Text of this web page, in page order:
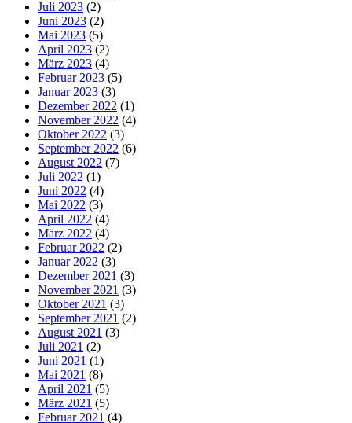
Juli 2023 (2)
Juni 2023 (2)
Mai 2023 (5)
April 2023 (2)
März 2023 (4)
Februar 2023 (5)
Januar 2023 (3)
Dezember 2022 (1)
November 2022 (4)
Oktober 2022 (3)
September 2022 (6)
August 2022 (7)
Juli 2022 (1)
Juni 2022 (4)
Mai 2022 (3)
April 2022 (4)
März 2022 (4)
Februar 2022 (2)
Januar 2022 (3)
Dezember 2021 (3)
November 2021 (3)
Oktober 2021 (3)
September 2021 (2)
August 2021 (3)
Juli 2021 (2)
Juni 2021 (1)
Mai 2021 (8)
April 2021 (5)
März 2021 (5)
Februar 2021 (4)